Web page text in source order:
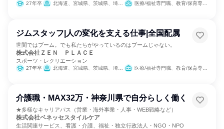
27年卒 北海道、宮城県、茨城県、埼玉県、千葉県、東京都、神奈川県、新潟県、岐阜県、静岡県、愛知県、京都府、大阪府、兵庫県、広島県、福岡県 医療/福祉専門職、教育/保育専門職
ジムスタッフ|人の変化を支える仕事|全国配属
世間ではブーム。でも私たちがやっているのはブームじゃない。
株式会社ＺＥＮ ＰＬＡＣＥ
スポーツ・レクリエーション
27年卒 北海道、宮城県、茨城県、埼玉県、千葉県、東京都、神奈川県、新潟県、岐阜県、静岡県、愛知県、京都府、大阪府、兵庫県、広島県、福岡県 医療/福祉専門職、教育/保育専門職
介護職・MAX32万・神奈川県で自分らしく働く
★多様なキャリアパス（営業・海外事業・人事・WEB戦略など）
株式会社ベネッセスタイルケア
生活関連サービス、看護・介護、福祉・独立行政法人・NGO・NPO